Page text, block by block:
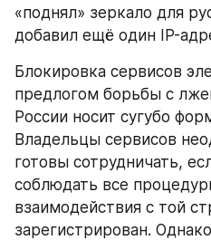
«поднял» зеркало для
добавил ещё один IP-
Блокировка сервисов
предлогом борьбы с
России носит сугубо
Владельцы сервисов
готовы сотрудничать,
соблюдать все
взаимодействия с той
зарегистрирован.